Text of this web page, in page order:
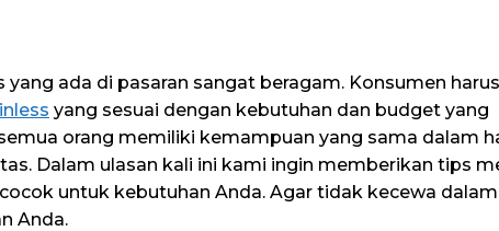
ada di pasaran sangat beragam. Konsumen
yang sesuai dengan kebutuhan dan budget yang
orang memiliki kemampuan yang sama dalam
Dalam ulasan kali ini kami ingin memberikan tips
untuk kebutuhan Anda. Agar tidak kecewa dalam
Anda.